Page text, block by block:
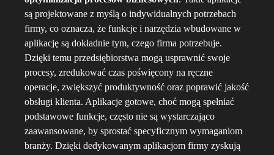
są projektowane z myślą o indywidualnych potrzebach
firmy, co oznacza, że funkcje i narzędzia wbudowane w
aplikację są dokładnie tym, czego firma potrzebuje.
Dzięki temu przedsiębiorstwa mogą usprawnić swoje
procesy, zredukować czas poświęcony na ręczne
operacje, zwiększyć produktywność oraz poprawić jakość
obsługi klienta. Aplikacje gotowe, choć mogą spełniać
podstawowe funkcje, często nie są wystarczająco
zaawansowane, by sprostać specyficznym wymaganiom
branży. Dzięki dedykowanym aplikacjom firmy zyskują